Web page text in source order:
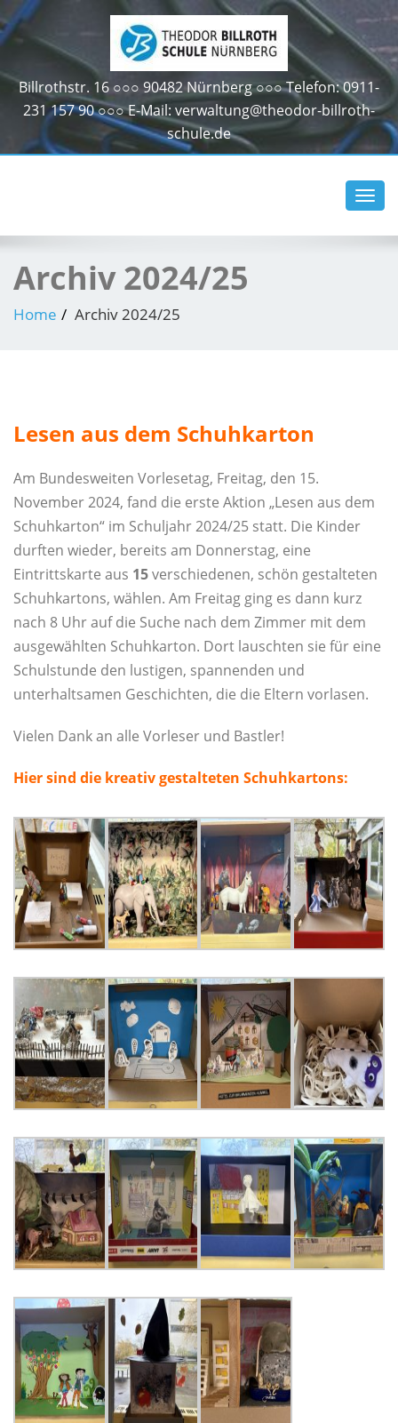
Billrothstr. 16 ○○○ 90482 Nürnberg ○○○ Telefon: 0911-
231 157 90 ○○○ E-Mail: verwaltung@theodor-billroth-
schule.de
Archiv 2024/25
Home Archiv 2024/25
Lesen aus dem Schuhkarton
Am Bundesweiten Vorlesetag, Freitag, den 15.
November 2024, fand die erste Aktion „Lesen aus dem
Schuhkarton“ im Schuljahr 2024/25 statt. Die Kinder
durften wieder, bereits am Donnerstag, eine
Eintrittskarte aus 15verschiedenen, schön gestalteten
Schuhkartons, wählen. Am Freitag ging es dann kurz
nach 8 Uhr auf die Suche nach dem Zimmer mit dem
ausgewählten Schuhkarton. Dort lauschten sie für eine
Schulstunde den lustigen, spannenden und
unterhaltsamen Geschichten, die die Eltern vorlasen.
Vielen Dank an alle Vorleser und Bastler!
Hier sind die kreativ gestalteten Schuhkartons: